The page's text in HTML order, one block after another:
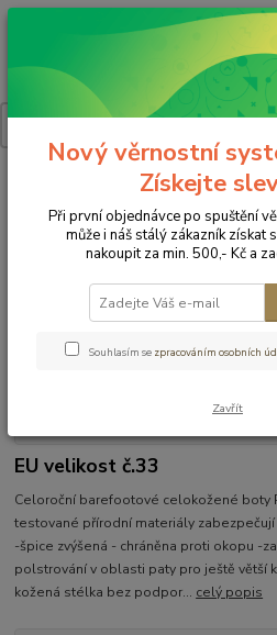
Obuv celoroční
Protetika Barefoot obuv Fox purple - vel.33
Protetika Barefoot
purple - vel.33
EU velikost č.33
Celoroční barefootové celokožené boty
testované přírodní materiály
-špice zvýšená - chráněna proti okopu -
polstrování v oblasti paty pro ještě větší
kožená stélka bez podpor... celý popis
Nový věrnostní
Získejte
Při první objednávce po spuštění
může i náš stálý zákazník získat
nakoupit za min. 500,- Kč a
Souhlasím se zpracováním osobních
Zavřít